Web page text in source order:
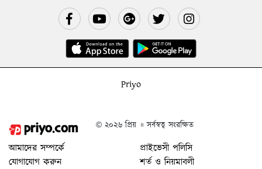
Priyo
© ২০২৬ প্রিয় ॥ সর্বস্বত্ব সংরক্ষিত
আমাদের সম্পর্কে
যোগাযোগ করুন
প্রাইভেসী পলিসি
শর্ত ও নিয়মাবলী